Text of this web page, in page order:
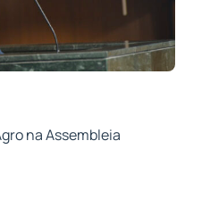
na Assembleia